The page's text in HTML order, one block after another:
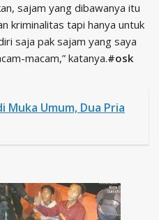
sajam yang dibawanya itu
kriminalitas tapi hanya untuk
saja pak sajam yang saya
macam,” katanya.#osk
Muka Umum, Dua Pria